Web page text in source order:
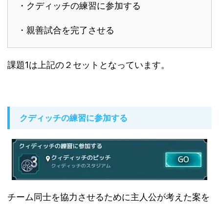
・クディッチの練習に参加する
・親善試合を完了させる
課題1は上記の２セットとなっています。
クディッチの練習に参加する
チーム同士を協力させるために主人公が考えた案を